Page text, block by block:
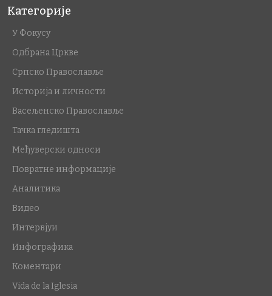
Категорије
У Фокусу
Одбрана Цркве
Српско Православље
Историја и личности
Васељенско Православље
Тачка гледишта
Међуверски односи
Повратне информације
Аналитика
Видео
Интервјуи
Инфографика
Коментари
Vida de la Iglesia